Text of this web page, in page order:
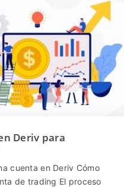
Deriv para
cuenta en Deriv Cómo
de trading El proceso